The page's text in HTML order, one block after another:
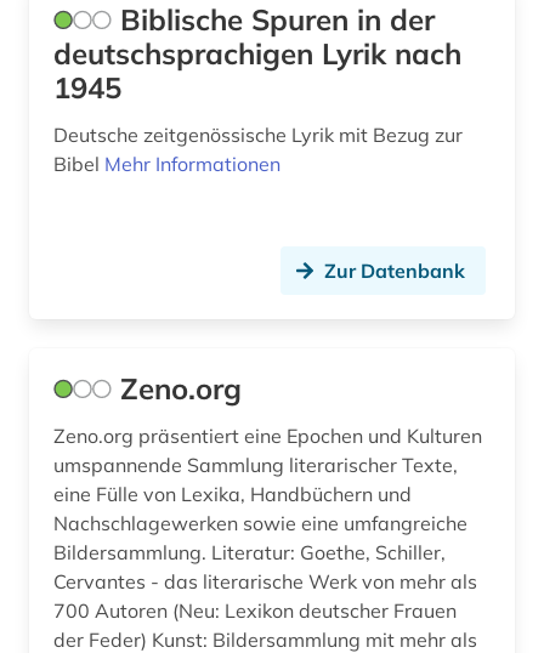
literaturwissenschaft (2)
lyrik (23)
lyrikerin (1)
mittellatein (4)
molière (1)
märchen (6)
neulatein (3)
nordamerika (1)
operntexte (1)
Biblische Spuren in der
deutschsprachigen Lyrik nach
1945
Deutsche zeitgenössische Lyrik mit Bezug zur
Bibel Mehr Informationen
Zur Datenbank
Zeno.org
Zeno.org präsentiert eine Epochen und Kulturen
umspannende Sammlung literarischer Texte,
eine Fülle von Lexika, Handbüchern und
Nachschlagewerken sowie eine umfangreiche
Bildersammlung. Literatur: Goethe, Schiller,
Cervantes - das literarische Werk von mehr als
700 Autoren (Neu: Lexikon deutscher Frauen
der Feder) Kunst: Bildersammlung mit mehr als